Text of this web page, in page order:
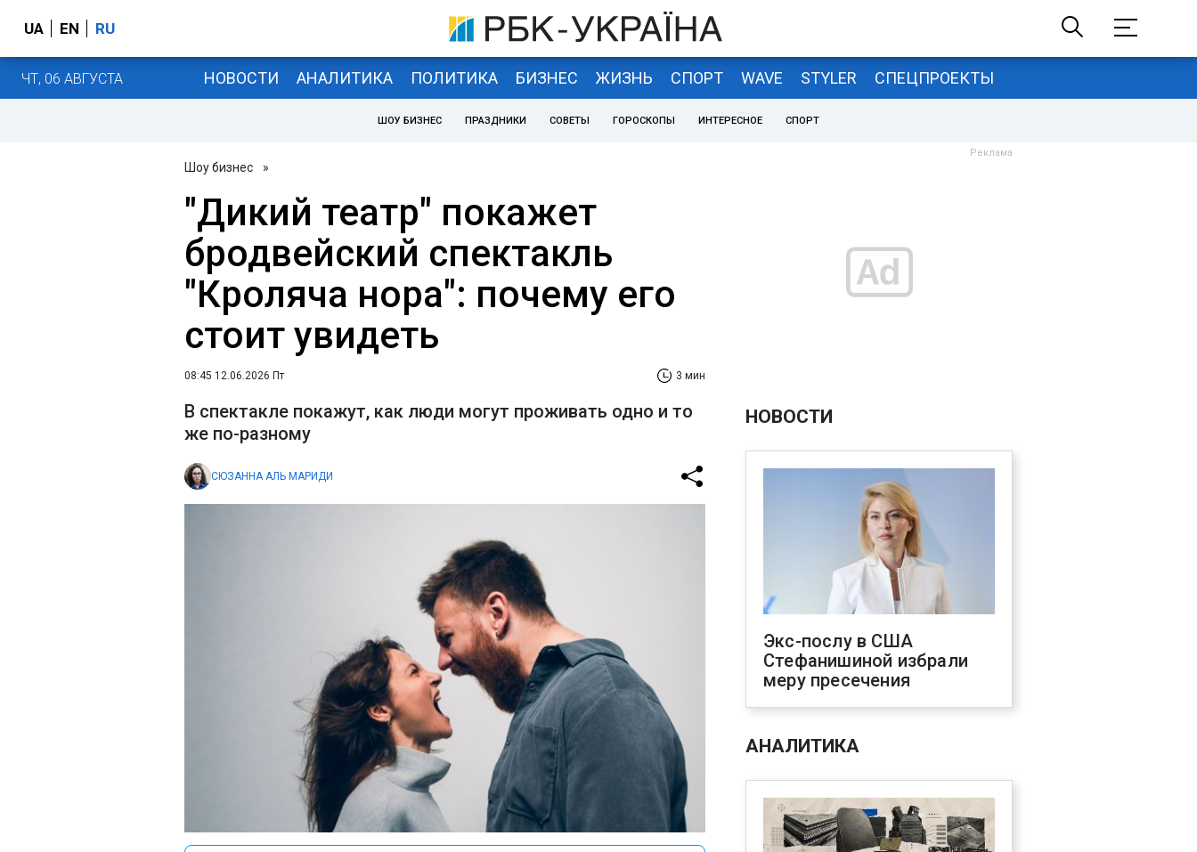
UA EN RU
ЧТ, 06 АВГУСТА НОВОСТИ АНАЛИТИКА ПОЛИТИКА БИЗНЕС ЖИЗНЬ СПОРТ WAVE STYLER СПЕЦПРОЕКТЫ
ШОУ БИЗНЕС ПРАЗДНИКИ СОВЕТЫ ГОРОСКОПЫ ИНТЕРЕСНОЕ СПОРТ
Шоу бизнес »
"Дикий театр" покажет
бродвейский спектакль
"Кроляча нора": почему его
стоит увидеть
08:45 12.06.2026 Пт 3 мин
В спектакле покажут, как люди могут проживать одно и то
же по-разному
СЮЗАННА АЛЬ МАРИДИ
НОВОСТИ
Экс-послу в США
Стефанишиной избрали
меру пресечения
АНАЛИТИКА